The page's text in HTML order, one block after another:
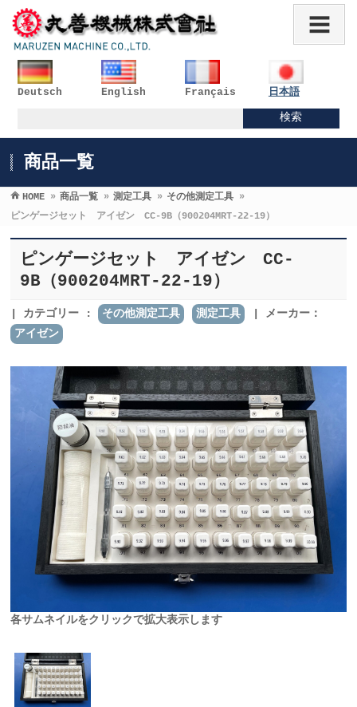
Deutsch English Français 日本語
商品一覧
HOME » 商品一覧 » 測定工具 » その他測定工具 »
ピンゲージセット アイゼン CC-9B（900204MRT-22-19）
ピンゲージセット アイゼン CC-
9B（900204MRT-22-19）
カテゴリー : その他測定工具 測定工具
メーカー：
アイゼン
各サムネイルをクリックで拡大表示します